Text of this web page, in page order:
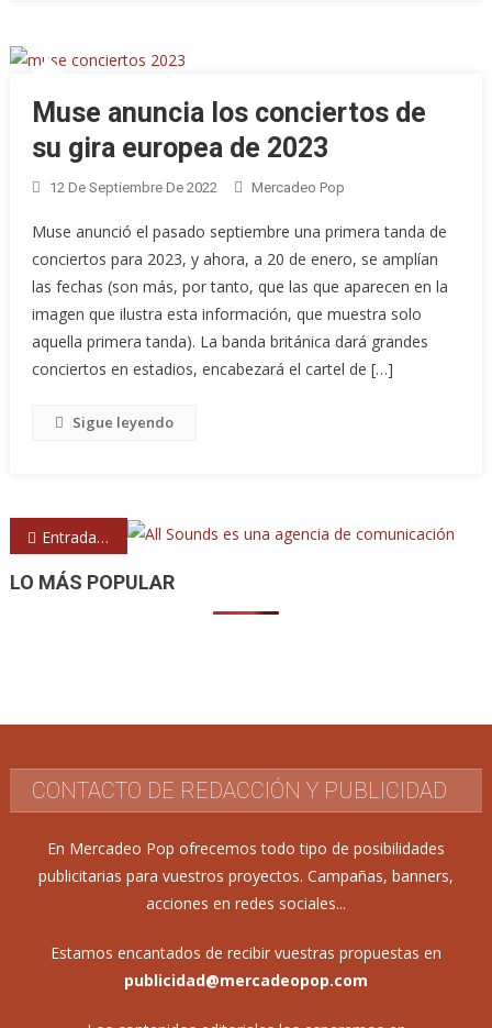
Muse anuncia los conciertos de
su gira europea de 2023
12 De Septiembre De 2022 Mercadeo Pop
Muse anunció el pasado septiembre una primera tanda de
conciertos para 2023, y ahora, a 20 de enero, se amplían
las fechas (son más, por tanto, que las que aparecen en la
imagen que ilustra esta información, que muestra solo
aquella primera tanda). La banda británica dará grandes
conciertos en estadios, encabezará el cartel de […]
Sigue leyendo
Navegación
de
Entradas anteriores
LO MÁS POPULAR
CONTACTO DE REDACCIÓN Y PUBLICIDAD
En Mercadeo Pop ofrecemos todo tipo de posibilidades
publicitarias para vuestros proyectos. Campañas, banners,
acciones en redes sociales...
Estamos encantados de recibir vuestras propuestas en
publicidad@mercadeopop.com